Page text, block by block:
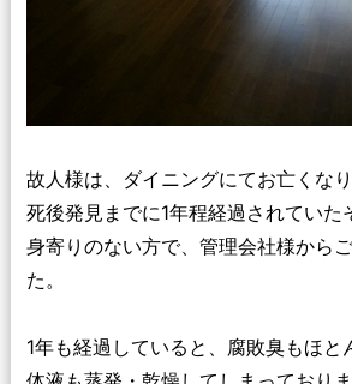
故人様は、ダイニングにてお亡くな
死後発見までに1年程経過されていた
身寄りのない方で、管理会社様から
た。
1年も経過していると、腐敗臭もほと